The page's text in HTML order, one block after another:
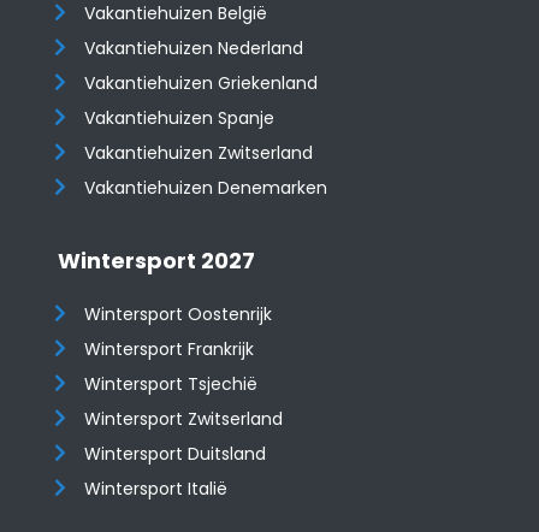
Vakantiehuizen België
Vakantiehuizen Nederland
Vakantiehuizen Griekenland
Vakantiehuizen Spanje
​​​​​​​Vakantiehuizen Zwitserland
Vakantiehuizen Denemarken
Wintersport 2027
Wintersport Oostenrijk
Wintersport Frankrijk
Wintersport Tsjechië
Wintersport Zwitserland
Wintersport Duitsland
Wintersport Italië